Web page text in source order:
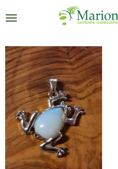
direct
de
hoofdinhoud